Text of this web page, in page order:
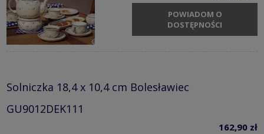
POWIADOM O
DOSTĘPNOŚCI
Solniczka 18,4 x 10,4 cm Bolesławiec
GU9012DEK111
162,90 zł